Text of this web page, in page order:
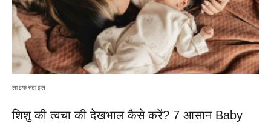
लाइफस्टाइल
शिशु की त्वचा की देखभाल कैसे करें? 7 आसान Baby